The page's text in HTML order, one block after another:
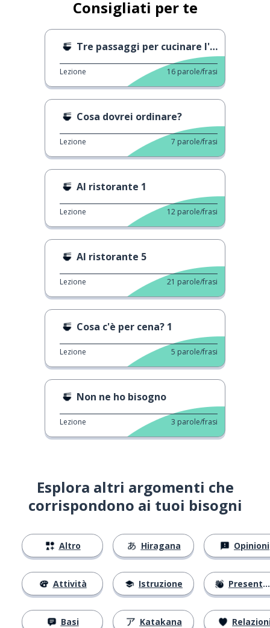
Consigliati per te
Tre passaggi per cucinare l'oyakodon!
Lezione 16 parole/frasi
Cosa dovrei ordinare?
Lezione 7 parole/frasi
Al ristorante 1
Lezione 12 parole/frasi
Al ristorante 5
Lezione 21 parole/frasi
Cosa c'è per cena? 1
Lezione 5 parole/frasi
Non ne ho bisogno
Lezione 3 parole/frasi
Esplora altri argomenti che
corrispondono ai tuoi bisogni
Altro
Attività
Basi
Hiragana
Istruzione
Katakana
Opinioni
Presentarsi